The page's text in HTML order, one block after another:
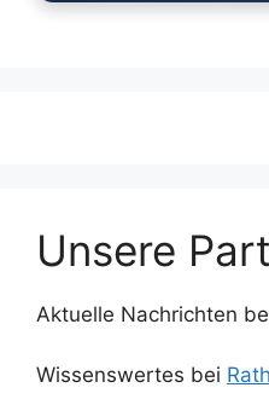
Unsere
Aktuelle Nachrichten
Wissenswertes bei